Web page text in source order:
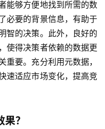
能够方便地找到所需的数
必要的背景信息，有助于
智的决策。此外，良好的
使得决策者依赖的数据更
重要。充分利用元数据，
速适应市场变化，提高竞
？